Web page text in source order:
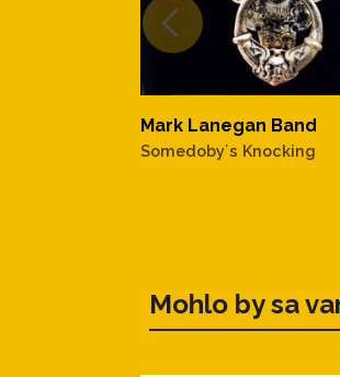
Mark Lanegan Band
Somedoby´s Knocking
Mohlo by sa